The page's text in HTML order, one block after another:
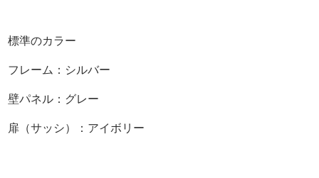
標準のカラー
フレーム：シルバー
壁パネル：グレー
扉（サッシ）：アイボリー